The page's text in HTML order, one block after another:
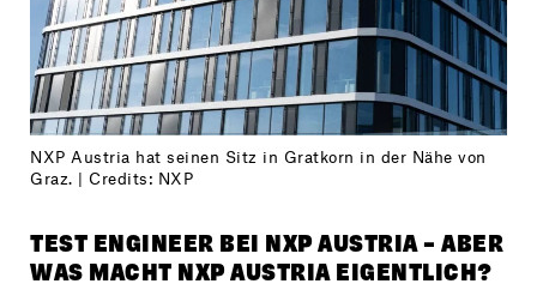
TEST ENGINEER BEI NXP AUSTRIA – ABER
WAS MACHT NXP AUSTRIA EIGENTLICH?
NXP Austria hat seinen Sitz in Gratkorn in der Nähe von
Graz. | Credits: NXP